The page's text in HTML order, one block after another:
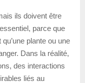
ils doivent être
parce que
plante ou une
Dans la réalité,
des interactions
liés au